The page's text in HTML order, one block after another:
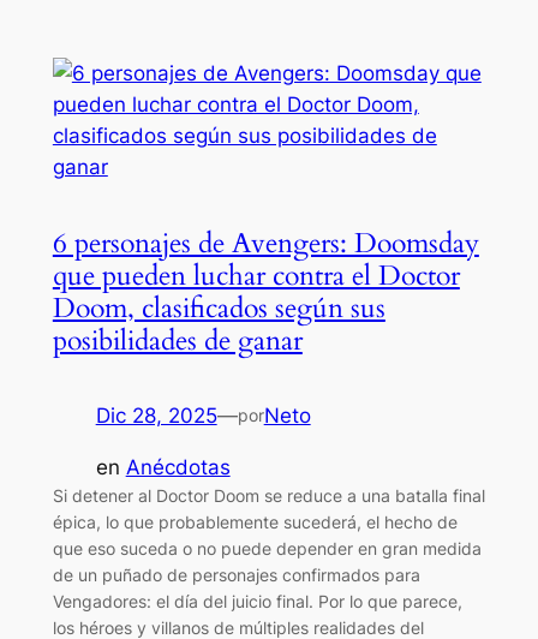
6 personajes de Avengers: Doomsday
que pueden luchar contra el Doctor
Doom, clasificados según sus
posibilidades de ganar
Dic 28, 2025—porNeto
en Anécdotas
Si detener al Doctor Doom se reduce a una batalla final
épica, lo que probablemente sucederá, el hecho de
que eso suceda o no puede depender en gran medida
de un puñado de personajes confirmados para
Vengadores: el día del juicio final. Por lo que parece,
los héroes y villanos de múltiples realidades del